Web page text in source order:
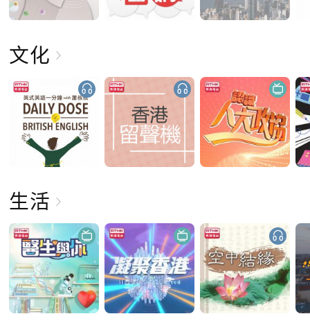
文化
生活